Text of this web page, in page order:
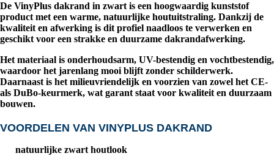
De VinyPlus dakrand in zwart is een hoogwaardig kunststof
product met een warme, natuurlijke houtuitstraling. Dankzij de
kwaliteit en afwerking is dit profiel naadloos te verwerken en
geschikt voor een strakke en duurzame dakrandafwerking.
Het materiaal is onderhoudsarm, UV-bestendig en vochtbestendig,
waardoor het jarenlang mooi blijft zonder schilderwerk.
Daarnaast is het milieuvriendelijk en voorzien van zowel het CE-
als DuBo-keurmerk, wat garant staat voor kwaliteit en duurzaam
bouwen.
VOORDELEN VAN VINYPLUS DAKRAND
natuurlijke zwart houtlook